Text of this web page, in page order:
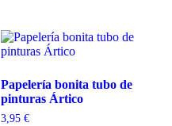
Papelería bonita tubo de
pinturas Ártico
3,95 €